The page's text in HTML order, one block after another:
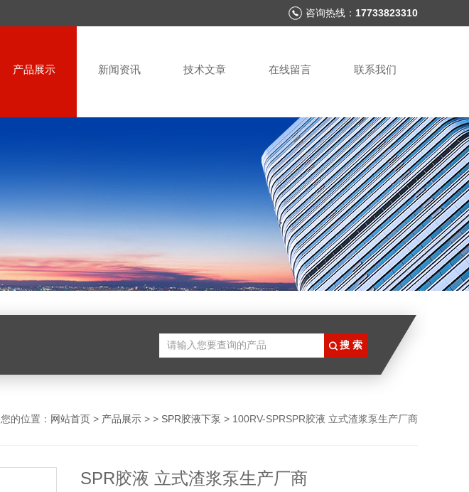
咨询热线： 17733823310
产品展示 新闻资讯 技术文章 在线留言 联系我们
您的位置： 网站首页 > 产品展示 > > SPR胶液下泵 > 100RV-SPRSPR胶液 立式渣浆泵生产厂商
SPR胶液 立式渣浆泵生产厂商